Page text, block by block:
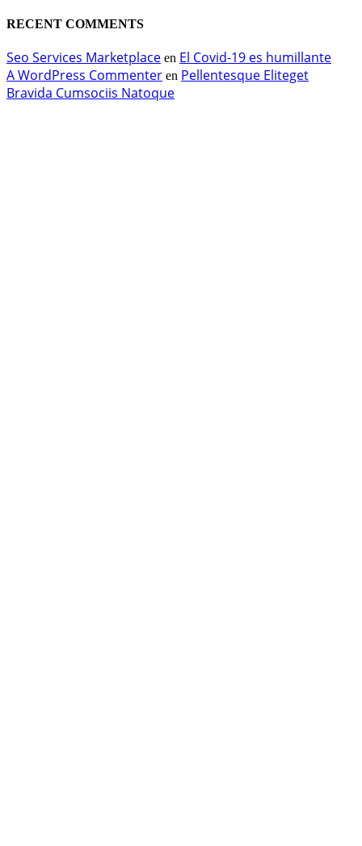
RECENT COMMENTS
Seo Services Marketplace en El Covid-19 es humillante
A WordPress Commenter en Pellentesque Eliteget
Bravida Cumsociis Natoque